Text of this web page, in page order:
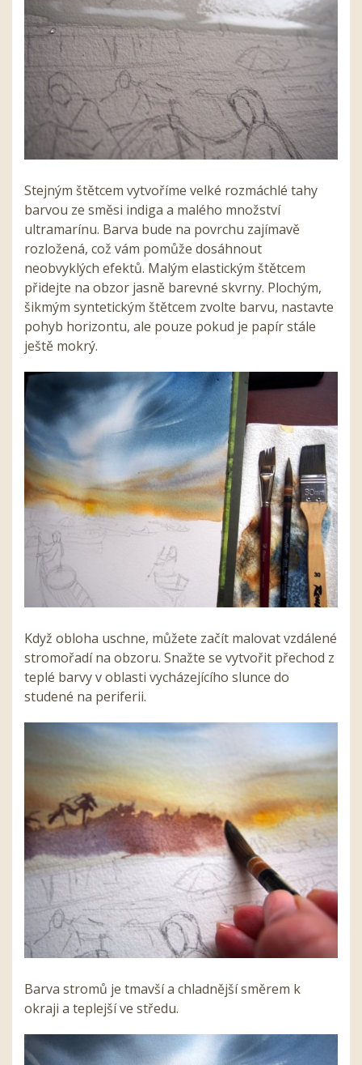
Stejným štětcem vytvoříme velké rozmáchlé tahy
barvou ze směsi indiga a malého množství
ultramarínu. Barva bude na povrchu zajímavě
rozložená, což vám pomůže dosáhnout
neobvyklých efektů. Malým elastickým štětcem
přidejte na obzor jasně barevné skvrny. Plochým,
šikmým syntetickým štětcem zvolte barvu, nastavte
pohyb horizontu, ale pouze pokud je papír stále
ještě mokrý.
Když obloha uschne, můžete začít malovat vzdálené
stromořadí na obzoru. Snažte se vytvořit přechod z
teplé barvy v oblasti vycházejícího slunce do
studené na periferii.
Barva stromů je tmavší a chladnější směrem k
okraji a teplejší ve středu.